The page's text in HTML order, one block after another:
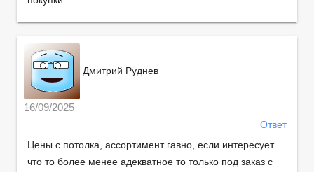
Дмитрий Руднев
16/09/2025
Ответ
Цены с потолка, ассортимент гавно, если интересует
что то более менее адекватное то только под заказ с